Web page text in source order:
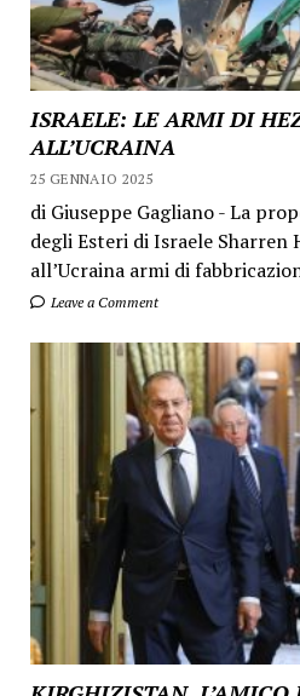
ISRAELE: LE ARMI DI
ALL’UCRAINA
25 GENNAIO 2025
di Giuseppe Gagliano - La
degli Esteri di Israele Sharren
all’Ucraina armi di
Leave a Comment